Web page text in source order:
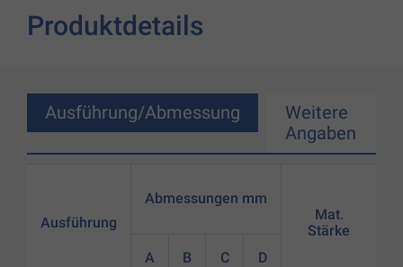
Produktdetails
Ausführung/Abmessung
Weitere
Angaben
Ausführung
Abmessungen mm
A B C D
Mat.
Stärke